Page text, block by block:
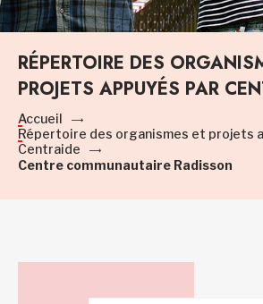
RÉPERTOIRE DES
PROJETS APPUYÉS PAR
Accueil
Répertoire des organismes et projets
Centraide
Centre communautaire Radisson